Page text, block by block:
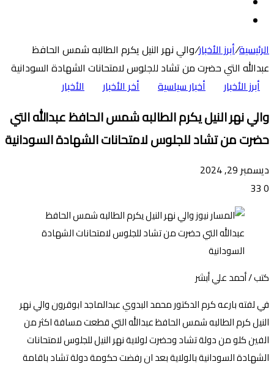
المظلم
الرئيسية/أبرز الأخبار/والي نهر النيل يكرم الطالبه شمس الحافظ
عبدالله التي حضرت من تشاد للجلوس لامتحانات الشهادة السودانية
أبرز الأخبار
أخبار سياسية أخر الأخبار الأخبار
والي نهر النيل يكرم الطالبه شمس الحافظ عبدالله التي
حضرت من تشاد للجلوس لامتحانات الشهادة السودانية
ديسمبر 29, 2024
0
كتب / أحمد علي أبشر
في لفته بارعه كرم الدكتور محمد البدوي عبدالماجد ابوقرون والي نهر
النيل كرم الطالبه شمس الحافظ عبدالله التي قطعت مسافة اكثر من
الفين كلو من دولة تشاد وحضرت لولاية نهر النيل للجلوس لامتحانات
الشهادة السودانية بالولاية بعد ان رفضت حكومة دولة تشاد باقامة